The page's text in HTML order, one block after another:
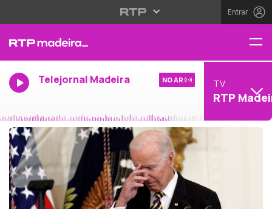
Entrar
Telejornal Madeira NO AR TV
RTP